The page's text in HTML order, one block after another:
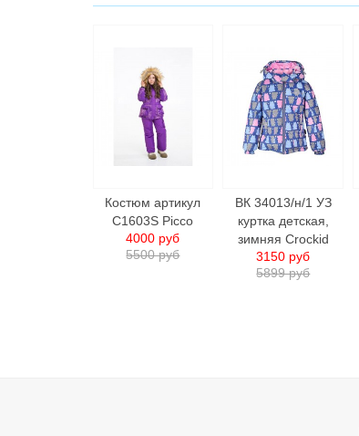
Костюм артикул
C1603S Picco
5500 руб
4000 руб
ВК 34013/н/1 УЗ
куртка детская,
зимняя Crockid
5899 руб
3150 руб